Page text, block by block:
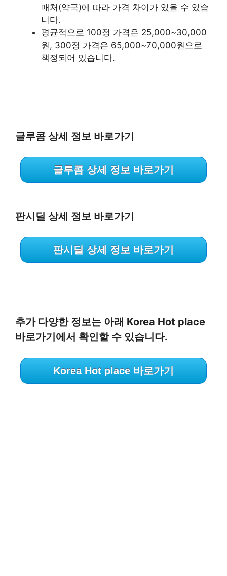
매처(약국)에 따라 가격 차이가 있을 수 있습
니다.
평균적으로 100정 가격은 25,000~30,000
원, 300정 가격은 65,000~70,000원으로
책정되어 있습니다.
글루콤 상세 정보 바로가기
글루콤 상세 정보 바로가기
판시딜 상세 정보 바로가기
판시딜 상세 정보 바로가기
추가 다양한 정보는 아래 Korea Hot place
바로가기에서 확인할 수 있습니다.
Korea Hot place 바로가기